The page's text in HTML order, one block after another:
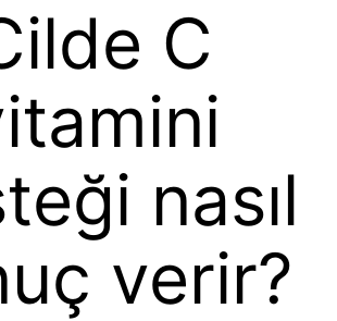
C
nasıl
verir?